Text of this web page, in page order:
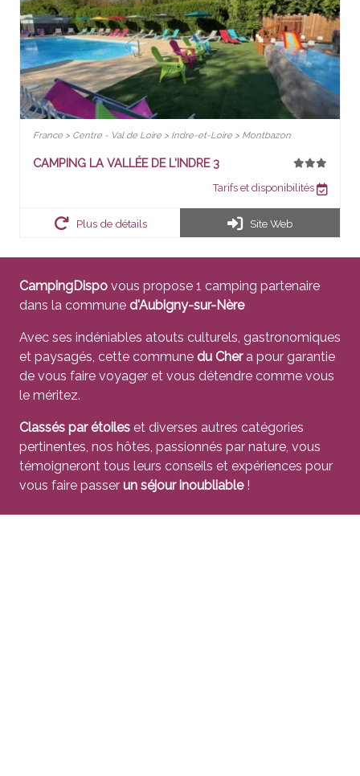
France > Centre - Val de Loire > Indre-et-Loire > Montbazon
CAMPING LA VALLÉE DE L'INDRE 3
Tarifs et disponibilités
Plus de détails Site Web
CampingDispo vous propose 1 camping partenaire
dans la commune d'Aubigny-sur-Nère
Avec ses indéniables atouts culturels, gastronomiques
et paysagés, cette commune du Chera pour garantie
de vous faire voyager et vous détendre comme vous
le méritez.
Classés par étoiles et diverses autres catégories
pertinentes, nos hôtes, passionnés par nature, vous
témoigneront tous leurs conseils et expériences pour
vous faire passer un séjour inoubliable!